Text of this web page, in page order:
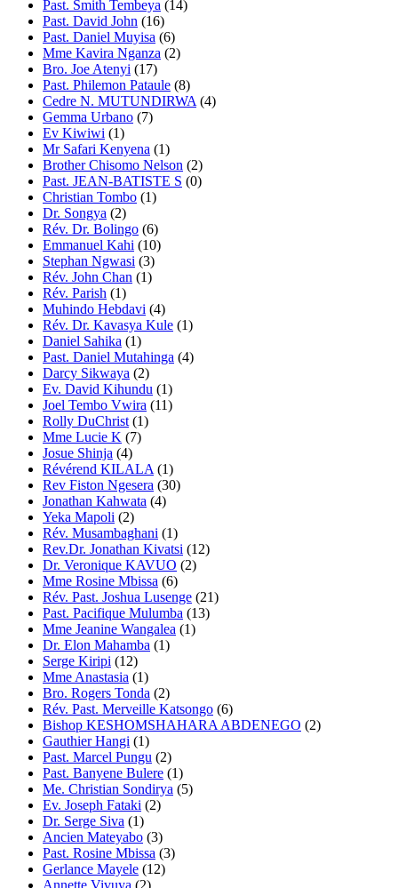
Past. Smith Tembeya (14)
Past. David John (16)
Past. Daniel Muyisa (6)
Mme Kavira Nganza (2)
Bro. Joe Atenyi (17)
Past. Philemon Pataule (8)
Cedre N. MUTUNDIRWA (4)
Gemma Urbano (7)
Ev Kiwiwi (1)
Mr Safari Kenyena (1)
Brother Chisomo Nelson (2)
Past. JEAN-BATISTE S (0)
Christian Tombo (1)
Dr. Songya (2)
Rév. Dr. Bolingo (6)
Emmanuel Kahi (10)
Stephan Ngwasi (3)
Rév. John Chan (1)
Rév. Parish (1)
Muhindo Hebdavi (4)
Rév. Dr. Kavasya Kule (1)
Daniel Sahika (1)
Past. Daniel Mutahinga (4)
Darcy Sikwaya (2)
Ev. David Kihundu (1)
Joel Tembo Vwira (11)
Rolly DuChrist (1)
Mme Lucie K (7)
Josue Shinja (4)
Révérend KILALA (1)
Rev Fiston Ngesera (30)
Jonathan Kahwata (4)
Yeka Mapoli (2)
Rév. Musambaghani (1)
Rev.Dr. Jonathan Kivatsi (12)
Dr. Veronique KAVUO (2)
Mme Rosine Mbissa (6)
Rév. Past. Joshua Lusenge (21)
Past. Pacifique Mulumba (13)
Mme Jeanine Wangalea (1)
Dr. Elon Mahamba (1)
Serge Kiripi (12)
Mme Anastasia (1)
Bro. Rogers Tonda (2)
Rév. Past. Merveille Katsongo (6)
Bishop KESHOMSHAHARA ABDENEGO (2)
Gauthier Hangi (1)
Past. Marcel Pungu (2)
Past. Banyene Bulere (1)
Me. Christian Sondirya (5)
Ev. Joseph Fataki (2)
Dr. Serge Siva (1)
Ancien Mateyabo (3)
Past. Rosine Mbissa (3)
Gerlance Mayele (12)
Annette Vivuya (2)